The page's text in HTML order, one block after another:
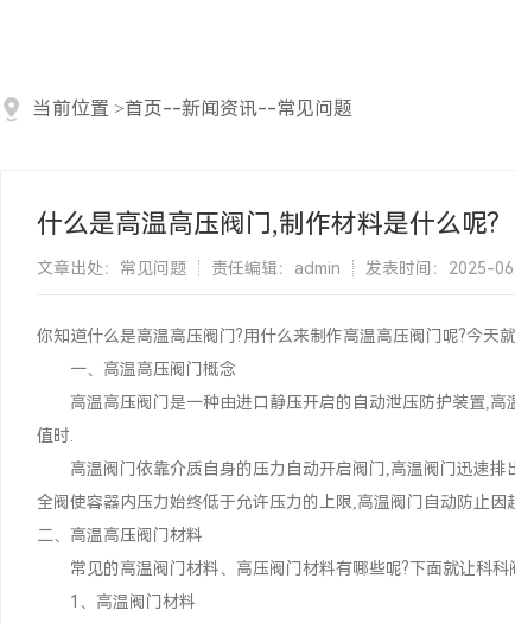
当前位置 >首页--新闻资讯--常见问题
什么是高温高压阀门,制作材料是什么呢?
文章出处：常见问题 责任编辑：admin 发表时间：2025-
你知道什么是高温高压阀门?用什么来制作高温高压阀门呢?今天
一、高温高压阀门概念
高温高压阀门是一种由进口静压开启的自动泄压防护装置,高
值时.
高温阀门依靠介质自身的压力自动开启阀门,高温阀门迅速排
全阀使容器内压力始终低于允许压力的上限,高温阀门自动防止
二、高温高压阀门材料
常见的高温阀门材料、高压阀门材料有哪些呢?下面就让科科
1、高温阀门材料